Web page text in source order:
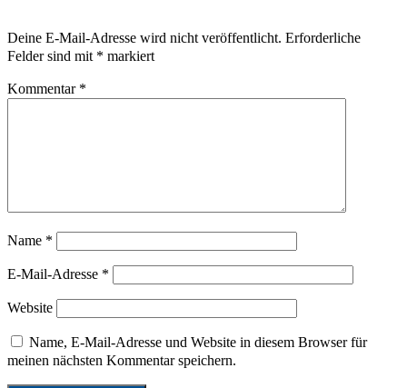
Deine E-Mail-Adresse wird nicht veröffentlicht. Erforderliche
Felder sind mit * markiert
Kommentar *
Name *
E-Mail-Adresse *
Website
Name, E-Mail-Adresse und Website in diesem Browser für
meinen nächsten Kommentar speichern.